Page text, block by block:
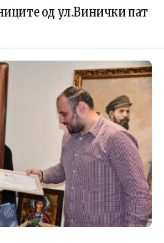
од ул.Винички пат